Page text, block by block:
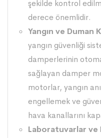
şekilde kontrol
derece önemlidir.
Yangın ve Duman
yangın güvenliği
damperlerinin
sağlayan damper
motorlar, yangın
engellemek ve
hava kanallarını
Laboratuvarlar ve